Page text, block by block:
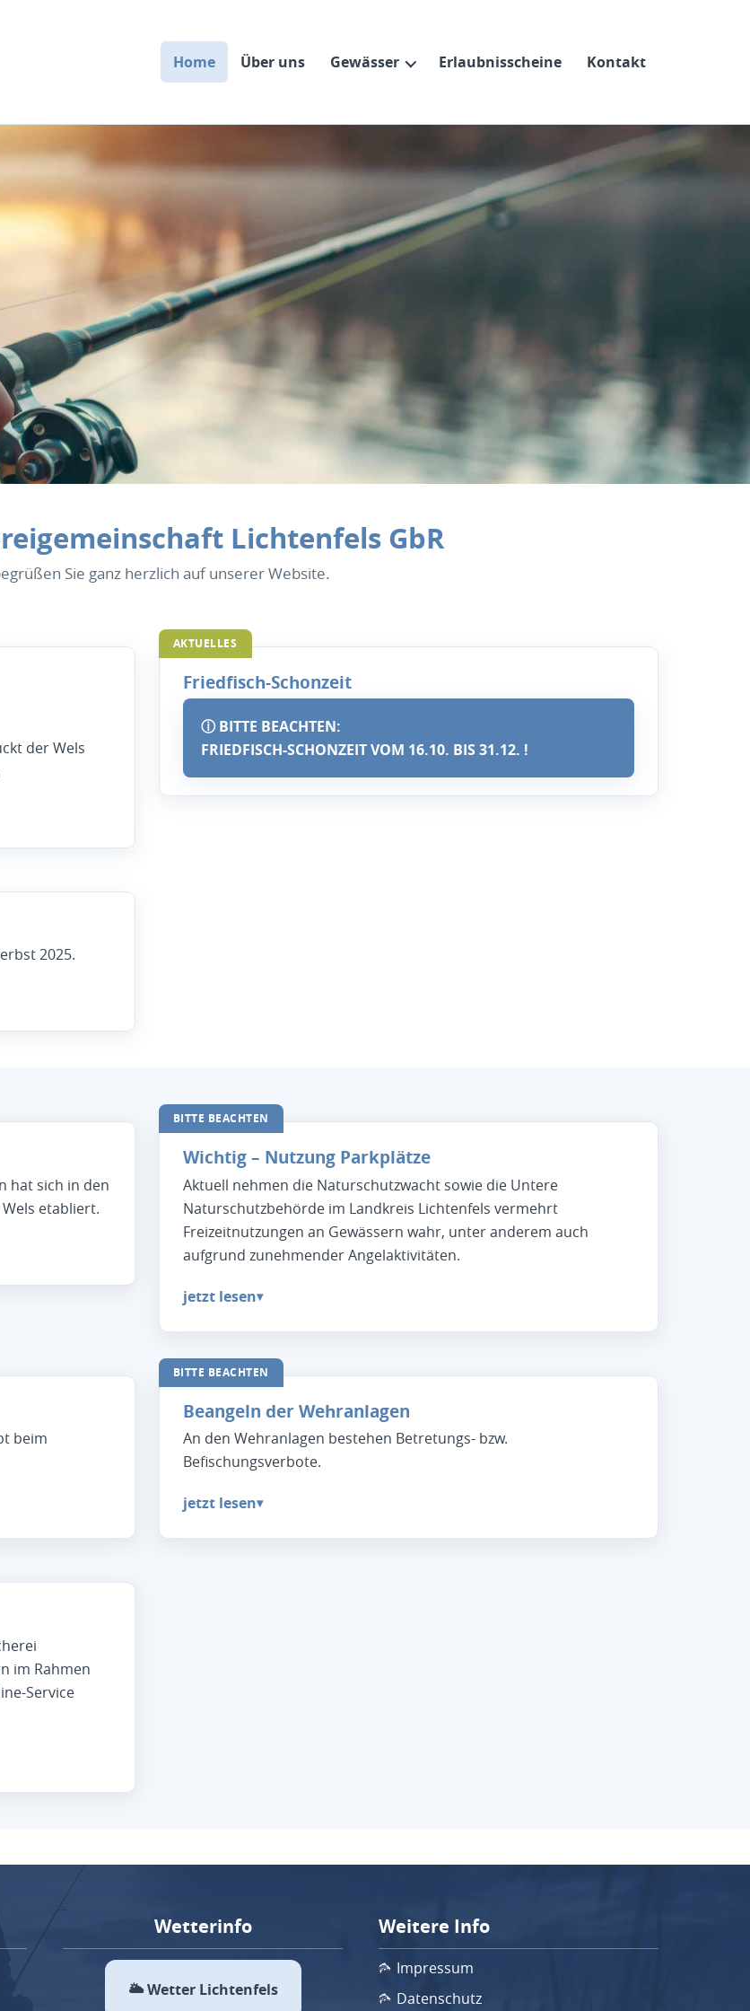
Home Über uns Gewässer Erlaubnisscheine Kontakt
Lichtenfels GbR
Sie ganz herzlich auf unserer Website.
der Wels
AKTUELLES
Friedfisch-Schonzeit
ⓘ BITTE BEACHTEN:
FRIEDFISCH-SCHONZEIT VOM 16.10. BIS 31.12. !
2025.
hat sich in den
etabliert.
BITTE BEACHTEN
Wichtig – Nutzung Parkplätze
Aktuell nehmen die Naturschutzwacht sowie die Untere
Naturschutzbehörde im Landkreis Lichtenfels vermehrt
Freizeitnutzungen an Gewässern wahr, unter anderem auch
aufgrund zunehmender Angelaktivitäten.
jetzt lesen▾
beim
BITTE BEACHTEN
Beangeln der Wehranlagen
An den Wehranlagen bestehen Betretungs- bzw.
Befischungsverbote.
jetzt lesen▾
im Rahmen
Service
Wetterinfo
🌥 Wetter Lichtenfels
Weitere Info
Impressum
Datenschutz